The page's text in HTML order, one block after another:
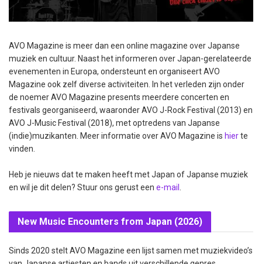
AVO Magazine is meer dan een online magazine over Japanse
muziek en cultuur. Naast het informeren over Japan-gerelateerde
evenementen in Europa, ondersteunt en organiseert AVO
Magazine ook zelf diverse activiteiten. In het verleden zijn onder
de noemer AVO Magazine presents meerdere concerten en
festivals georganiseerd, waaronder AVO J-Rock Festival (2013) en
AVO J-Music Festival (2018), met optredens van Japanse
(indie)muzikanten. Meer informatie over AVO Magazine is hierte
vinden.
Heb je nieuws dat te maken heeft met Japan of Japanse muziek
en wil je dit delen? Stuur ons gerust een e-mail
New Music Encounters from Japan (2026)
Sinds 2020 stelt AVO Magazine een lijst samen met muziekvideo’s